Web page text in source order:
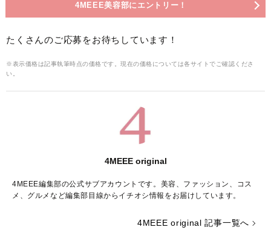
4MEEE美容部にエントリー！
たくさんのご応募をお待ちしています！
※表示価格は記事執筆時点の価格です。現在の価格については各サイトでご確認くださ
い。
4MEEE original
4MEEE編集部の公式サブアカウントです。美容、ファッション、コス
メ、グルメなど編集部目線からイチオシ情報をお届けしています。
4MEEE original 記事一覧へ